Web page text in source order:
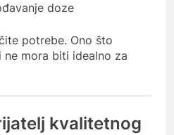
doze
potrebe. Ono što
mora biti idealno za
kvalitetnog